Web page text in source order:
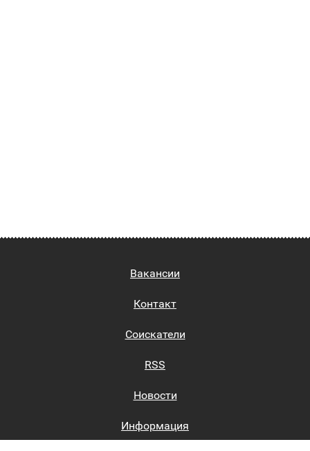
Вакансии
Контакт
Соискатели
RSS
Новости
Информация